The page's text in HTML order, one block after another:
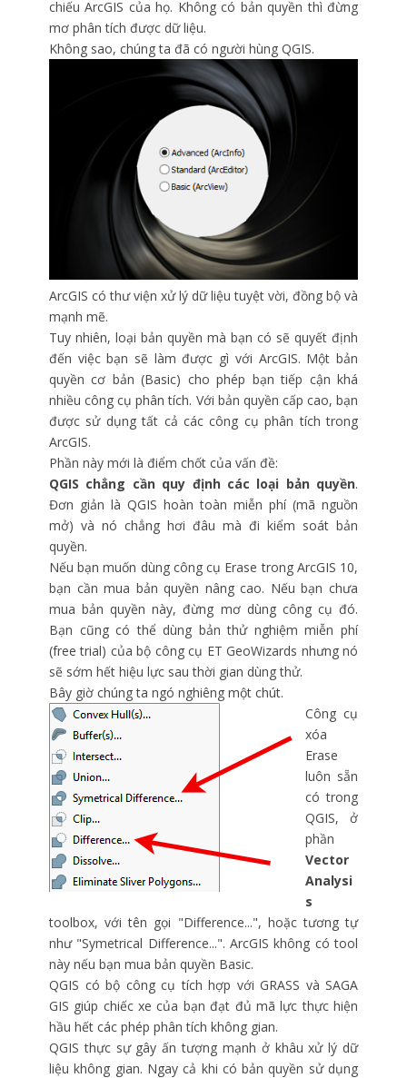
chiếu ArcGIS của họ. Không có bản quyền thì đừng
mơ phân tích được dữ liệu.
Không sao, chúng ta đã có người hùng QGIS.
ArcGIS có thư viện xử lý dữ liệu tuyệt vời, đồng bộ và
mạnh mẽ.
Tuy nhiên, loại bản quyền mà bạn có sẽ quyết định
đến việc bạn sẽ làm được gì với ArcGIS. Một bản
quyền cơ bản (Basic) cho phép bạn tiếp cận khá
nhiều công cụ phân tích. Với bản quyền cấp cao, bạn
được sử dụng tất cả các công cụ phân tích trong
ArcGIS.
Phần này mới là điểm chốt của vấn đề:
QGIS chẳng cần quy định các loại bản quyền.
Đơn giản là QGIS hoàn toàn miễn phí (mã nguồn
mở) và nó chẳng hơi đâu mà đi kiểm soát bản
quyền.
Nếu bạn muốn dùng công cụ Erase trong ArcGIS 10,
bạn cần mua bản quyền nâng cao. Nếu bạn chưa
mua bản quyền này, đừng mơ dùng công cụ đó.
Bạn cũng có thể dùng bản thử nghiệm miễn phí
(free trial) của bộ công cụ ET GeoWizards nhưng nó
sẽ sớm hết hiệu lực sau thời gian dùng thử.
Bây giờ chúng ta ngó nghiêng một chút.
Công cụ
xóa
Erase
luôn sẵn
có trong
QGIS, ở
phần
Vector
Analysi
s
toolbox, với tên gọi "Difference...", hoặc tương tự
như "Symetrical Difference...". ArcGIS không có tool
này nếu bạn mua bản quyền Basic.
QGIS có bộ công cụ tích hợp với GRASS và SAGA
GIS giúp chiếc xe của bạn đạt đủ mã lực thực hiện
hầu hết các phép phân tích không gian.
QGIS thực sự gây ấn tượng mạnh ở khâu xử lý dữ
liệu không gian. Ngay cả khi có bản quyền sử dụng